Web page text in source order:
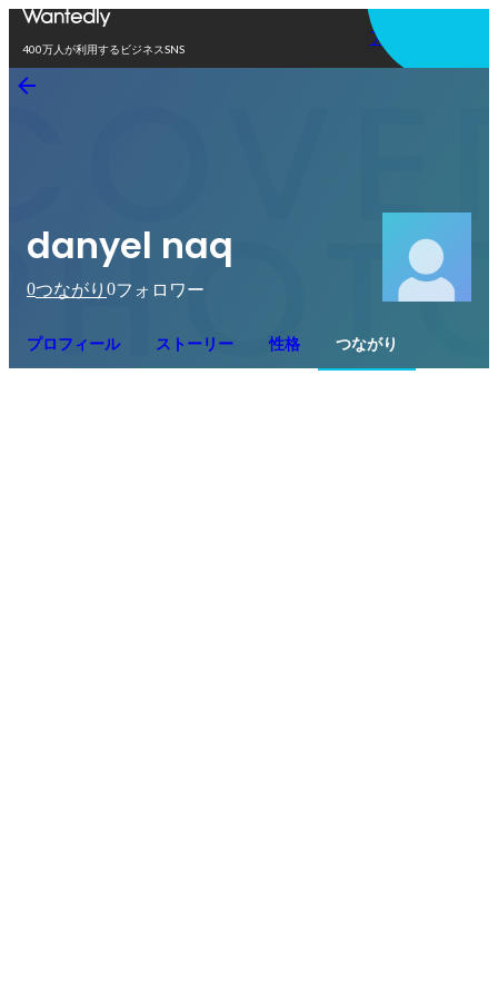
400万人が利用するビジネスSNS
アプリを使う
danyel naq
0つながり 0フォロワー
プロフィール ストーリー 性格 つながり